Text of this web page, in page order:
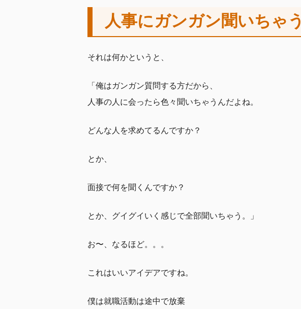
人事にガンガン聞いちゃう
それは何かというと、
「俺はガンガン質問する方だから、
人事の人に会ったら色々聞いちゃうんだよね。
どんな人を求めてるんですか？
とか、
面接で何を聞くんですか？
とか、グイグイいく感じで全部聞いちゃう。」
お〜、なるほど。。。
これはいいアイデアですね。
僕は就職活動は途中で放棄